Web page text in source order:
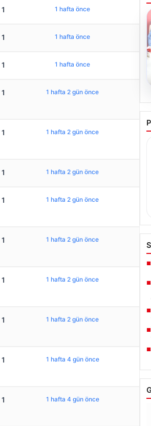
1 1 hafta önce
1 1 hafta önce
1 1 hafta önce
1 1 hafta 2 gün önce
1 1 hafta 2 gün önce
1 1 hafta 2 gün önce
1 1 hafta 2 gün önce
1 1 hafta 2 gün önce
1 1 hafta 2 gün önce
1 1 hafta 2 gün önce
1 1 hafta 4 gün önce
1 1 hafta 4 gün önce
■
■
■
■
■